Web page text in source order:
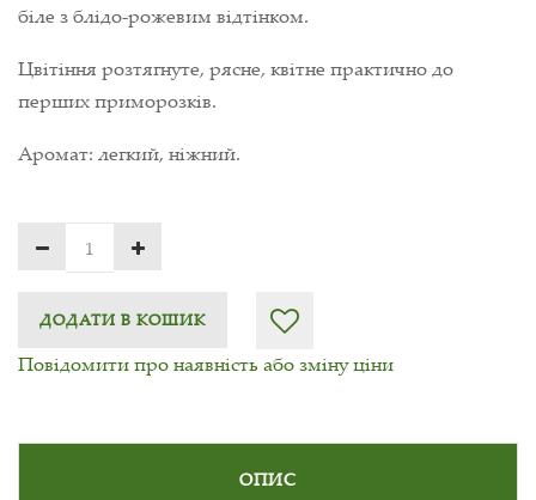
біле з блідо-рожевим відтінком.
Цвітіння розтягнуте, рясне, квітне практично до
перших приморозків.
Аромат: легкий, ніжний.
ДОДАТИ В КОШИК
Повідомити про наявність або зміну ціни
ОПИС